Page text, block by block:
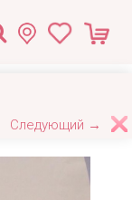
Следующий →